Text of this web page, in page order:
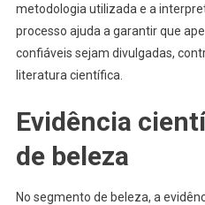
metodologia utilizada e a
processo ajuda a garantir que
confiáveis sejam divulgadas,
literatura científica.
Evidência
de beleza
No segmento de beleza, a